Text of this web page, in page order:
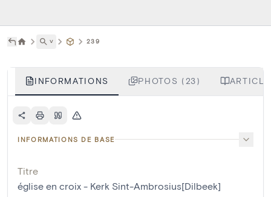
˅ 239
INFORMATIONS PHOTOS (23)
INFORMATIONS DE BASE
Titre
église en croix - Kerk Sint-Ambrosius[Dilbeek]